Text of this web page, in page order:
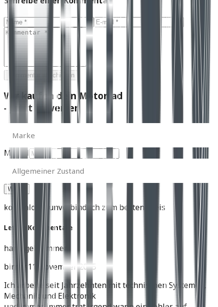
Kommentar abschicken
Wir kaufen dein Motorrad
- Jetzt bewerten
Marke
Modell
Zustand
Allgemeiner Zustand
kostenlos & unverbindlich zum besten Preis
Letzte Kommentare
harly geht immer
birnes 11 November 2025
Ich arbeite seit Jahrzehnten mit technischen Systemen,
Mechanik und Elektronik